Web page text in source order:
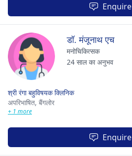
Enquire
डॉ. मंजूनाथ एच
मनोचिकित्सक
24 साल का अनुभव
श्री रंगा बहुविषयक क्लिनिक
अपरिभाषित, बैंगलोर
+ 1 more
Enquire